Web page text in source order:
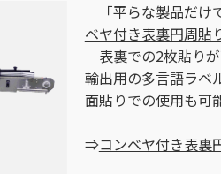
「平らな製品だけ
ベヤ付き表裏円周貼
表裏での2枚貼り
輸出用の多言語ラベ
面貼りでの使用も可
⇒コンベヤ付き表裏